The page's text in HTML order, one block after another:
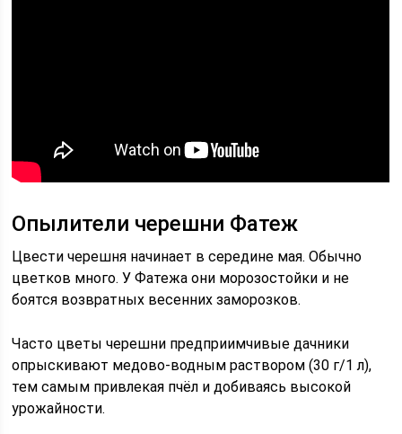
Опылители черешни Фатеж
Цвести черешня начинает в середине мая. Обычно
цветков много. У Фатежа они морозостойки и не
боятся возвратных весенних заморозков.
Часто цветы черешни предприимчивые дачники
опрыскивают медово-водным раствором (30 г/1 л),
тем самым привлекая пчёл и добиваясь высокой
урожайности.